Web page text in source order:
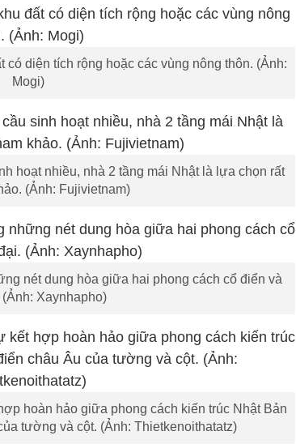
diện tích rộng hoặc các vùng nông thôn. (Ảnh:
Mogi)
hoạt nhiều, nhà 2 tầng mái Nhật là lựa chọn rất
(Ảnh: Fujivietnam)
nét dung hòa giữa hai phong cách cổ điển và
(Ảnh: Xaynhapho)
hoàn hảo giữa phong cách kiến trúc Nhật Bản
tường và cột. (Ảnh: Thietkenoithatatz)